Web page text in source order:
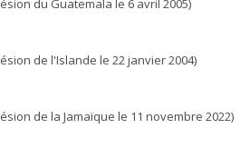
du Guatemala le 6 avril 2005)
de l'Islande le 22 janvier 2004)
de la Jamaïque le 11 novembre 2022)